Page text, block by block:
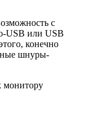
с
USB или USB
конечно
шнуры-